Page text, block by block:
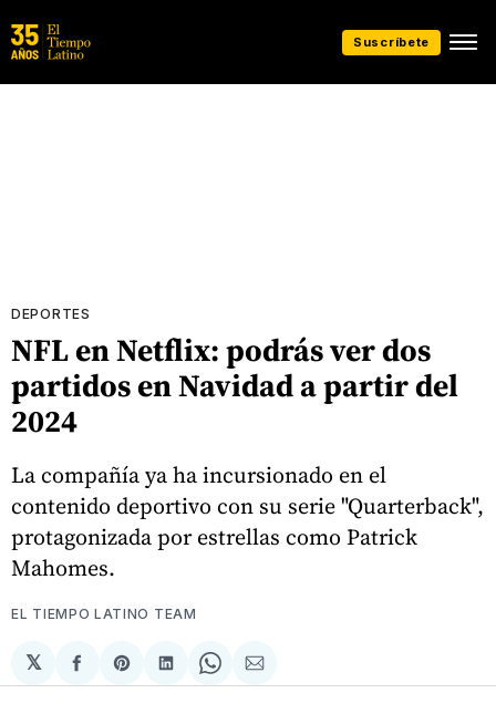
Suscríbete
DEPORTES
NFL en Netflix: podrás ver dos
partidos en Navidad a partir del
2024
La compañía ya ha incursionado en el
contenido deportivo con su serie "Quarterback",
protagonizada por estrellas como Patrick
Mahomes.
EL TIEMPO LATINO TEAM
𝕏
Compartir
en
Share
on
Compartir
en
Share
on
Compartir
via